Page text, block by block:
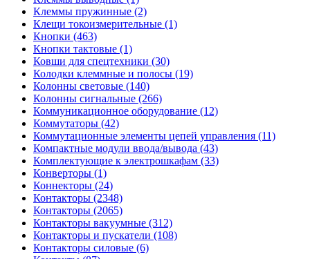
Клеммы пружинные (2)
Клещи токоизмерительные (1)
Кнопки (463)
Кнопки тактовые (1)
Ковши для спецтехники (30)
Колодки клеммные и полосы (19)
Колонны световые (140)
Колонны сигнальные (266)
Коммуникационное оборудование (12)
Коммутаторы (42)
Коммутационные элементы цепей управления (11)
Компактные модули ввода/вывода (43)
Комплектующие к электрошкафам (33)
Конверторы (1)
Коннекторы (24)
Контакторы (2348)
Контакторы (2065)
Контакторы вакуумные (312)
Контакторы и пускатели (108)
Контакторы силовые (6)